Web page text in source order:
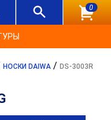
0
НОСКИ DAIWA / DS-3003R